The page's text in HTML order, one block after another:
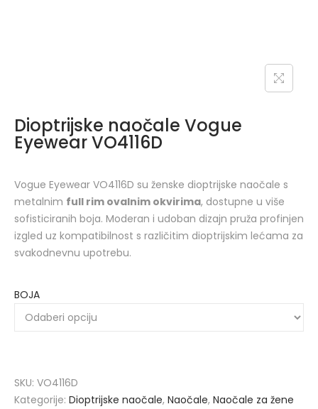
Dioptrijske naočale Vogue
Eyewear VO4116D
Vogue Eyewear VO4116D su ženske dioptrijske naočale s
metalnim full rim ovalnim okvirima, dostupne u više
sofisticiranih boja. Moderan i udoban dizajn pruža profinjen
izgled uz kompatibilnost s različitim dioptrijskim lećama za
svakodnevnu upotrebu.
BOJA
SKU: VO4116D
Kategorije: Dioptrijske naočale, Naočale, Naočale za žene